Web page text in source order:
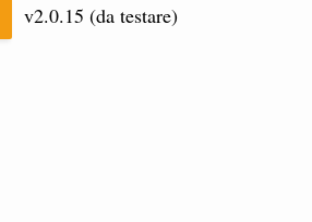
v2.0.15 (da testare)